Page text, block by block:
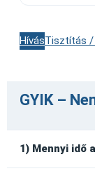
HívásTisztítás /
GYIK –
1) Mennyi idő